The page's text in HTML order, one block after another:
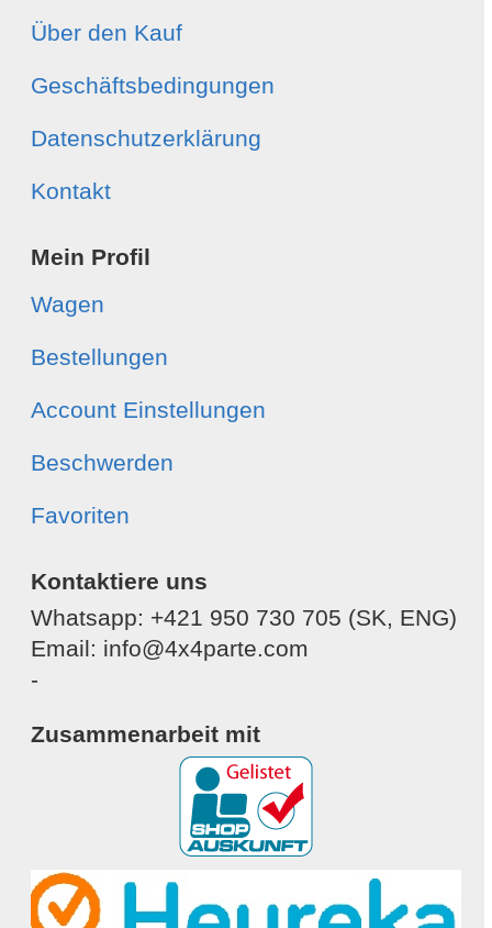
Über den Kauf
Geschäftsbedingungen
Datenschutzerklärung
Kontakt
Mein Profil
Wagen
Bestellungen
Account Einstellungen
Beschwerden
Favoriten
Kontaktiere uns
Whatsapp: +421 950 730 705 (SK, ENG)
Email: info@4x4parte.com
-
Zusammenarbeit mit